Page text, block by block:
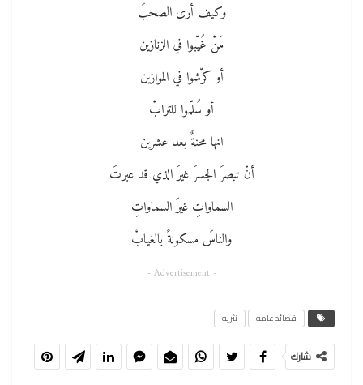
وكيف أرى الصحبَ
مَنْ غُيّبوا في الزنازين
أو كرّشوا في الموازين
أو سُلّموا للترابْ
انها محنةٌ بعد عشرين
أنْ تبصرَ الجسرَ غيرَ الذي قد عبرتَ
السماواتِ غيرَ السماواتِ
والناسَ مسكونةً بالغيابْ
- Advertisement -
قصائد عامه نثريه
شارك